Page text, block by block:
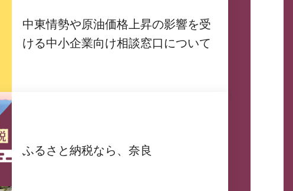
中東情勢や原油価格上昇の影響を受
ける中小企業向け相談窓口について
ふるさと納税なら、奈良